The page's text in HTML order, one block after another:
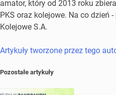
amator, który od 2013 roku
PKS oraz kolejowe. Na co dzień
Kolejowe S.A.
Artykuły tworzone przez tego
Pozostałe artykuły